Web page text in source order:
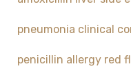
pneumonia clinical
penicillin allergy red